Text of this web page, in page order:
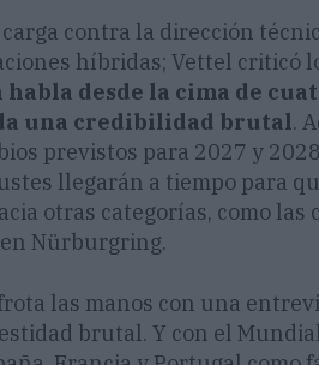
contra la dirección
híbridas; Vettel criticó
habla desde la cima de
una credibilidad brutal.
previstos para 2027 y
llegarán a tiempo para
otras categorías, como las
Nürburgring.
las manos con una
brutal. Y con el